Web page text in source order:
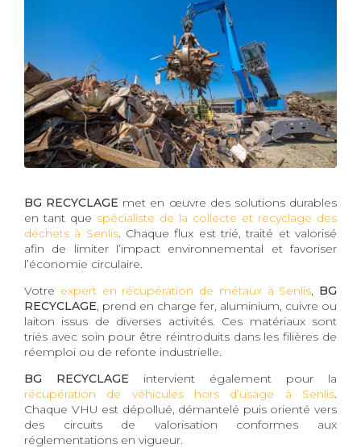
BG RECYCLAGE met en œuvre des solutions durables
en tant que spécialiste de la collecte et recyclage des
déchets à Senlis. Chaque flux est trié, traité et valorisé
afin de limiter l’impact environnemental et favoriser
l’économie circulaire.
Votre expert en récupération de métaux à Senlis, BG
RECYCLAGE, prend en charge fer, aluminium, cuivre ou
laiton issus de diverses activités. Ces matériaux sont
triés avec soin pour être réintroduits dans les filières de
réemploi ou de refonte industrielle.
BG RECYCLAGE intervient également pour la
récupération de véhicules hors d’usage à Senlis.
Chaque VHU est dépollué, démantelé puis orienté vers
des circuits de valorisation conformes aux
réglementations en vigueur.